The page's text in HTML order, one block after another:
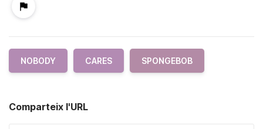
NOBODY CARES SPONGEBOB
Comparteix l'URL